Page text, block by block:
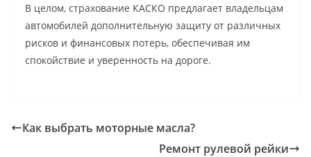
В целом, страхование КАСКО предлагает владельцам
автомобилей дополнительную защиту от различных
рисков и финансовых потерь, обеспечивая им
спокойствие и уверенность на дороге.
Как выбрать моторные масла?
Ремонт рулевой рейки